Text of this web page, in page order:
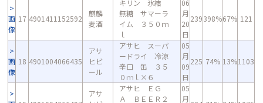
画
像
17 4901411152592
麒麟
麦酒
キリン 氷結
無糖 サマーラ
イム ３５０ｍ
ｌ
06
月
20
日
239398%67% 121
画
像
18 4901004066435
アサ
ヒビ
ール
アサヒ スーパ
ードライ 冷涼
辛口 缶 ３５
０ｍｌ×６
05
月
09
日
225 74% 13%1103
アサ
アサヒ ＥＧ
Ａ ＢＥＥＲ２
05
月